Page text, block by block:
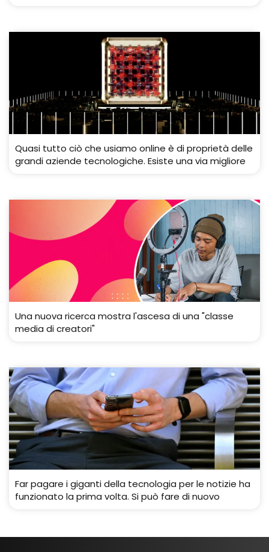
Quasi tutto ciò che usiamo online è di proprietà delle
grandi aziende tecnologiche. Esiste una via migliore
Una nuova ricerca mostra l'ascesa di una "classe
media di creatori"
Far pagare i giganti della tecnologia per le notizie ha
funzionato la prima volta. Si può fare di nuovo